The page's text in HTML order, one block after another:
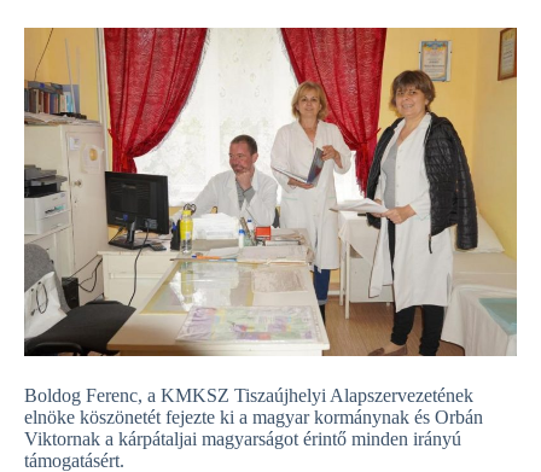
Boldog Ferenc, a KMKSZ Tiszaújhelyi Alapszervezetének
elnöke köszönetét fejezte ki a magyar kormánynak és Orbán
Viktornak a kárpátaljai magyarságot érintő minden irányú
támogatásért.